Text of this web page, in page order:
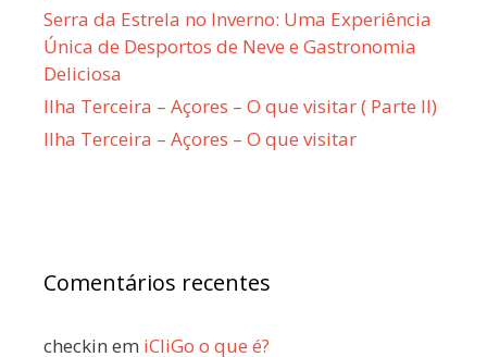
Serra da Estrela no Inverno: Uma Experiência
Única de Desportos de Neve e Gastronomia
Deliciosa
Ilha Terceira – Açores – O que visitar ( Parte II)
Ilha Terceira – Açores – O que visitar
Comentários recentes
checkin em iCliGo o que é?